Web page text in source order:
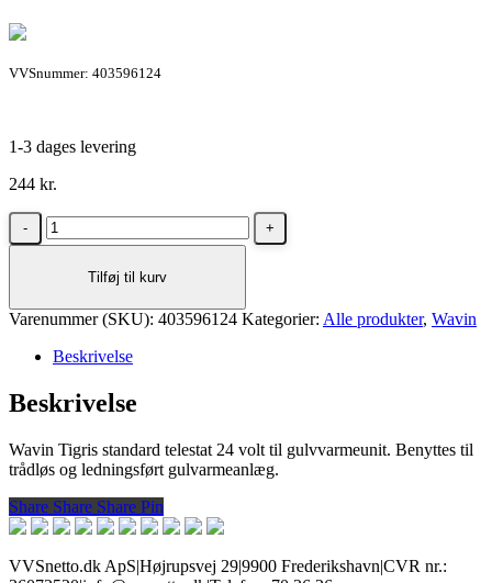
VVSnummer: 403596124
1-3 dages levering
244 kr.
Wavin
Tigris
telestat
volt
gulvvarmeunit
Tilføj til kurv
Varenummer (SKU): 403596124 Kategorier: Alle produkter, Wavin
Beskrivelse
Beskrivelse
Wavin Tigris standard telestat 24 volt til gulvvarmeunit. Benyttes til
trådløs og ledningsført gulvarmeanlæg.
Share
Share Share Share Pin
VVSnetto.dk ApS|Højrupsvej 29|9900 Frederikshavn|CVR nr.: